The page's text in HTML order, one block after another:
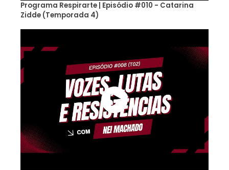
Programa Respirarte | Episódio #010 - Catarina
Zidde (Temporada 4)